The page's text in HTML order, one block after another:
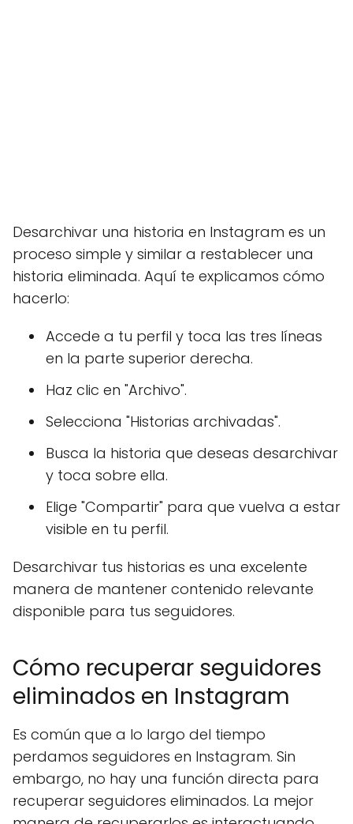
Desarchivar una historia en Instagram es un
proceso simple y similar a restablecer una
historia eliminada. Aquí te explicamos cómo
hacerlo:
Accede a tu perfil y toca las tres líneas
en la parte superior derecha.
Haz clic en "Archivo".
Selecciona "Historias archivadas".
Busca la historia que deseas desarchivar
y toca sobre ella.
Elige "Compartir" para que vuelva a estar
visible en tu perfil.
Desarchivar tus historias es una excelente
manera de mantener contenido relevante
disponible para tus seguidores.
Cómo recuperar seguidores
eliminados en Instagram
Es común que a lo largo del tiempo
perdamos seguidores en Instagram. Sin
embargo, no hay una función directa para
recuperar seguidores eliminados. La mejor